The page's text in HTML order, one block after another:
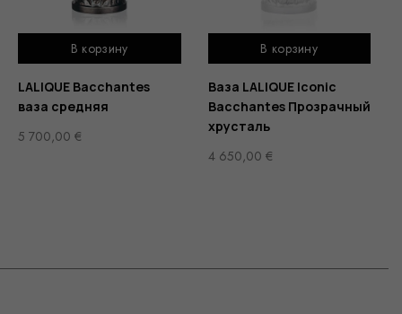
В корзину
LALIQUE Bacchantes
ваза средняя
5 700,00 €
В корзину
Ваза LALIQUE Iconic
Bacchantes Прозрачный
хрусталь
4 650,00 €